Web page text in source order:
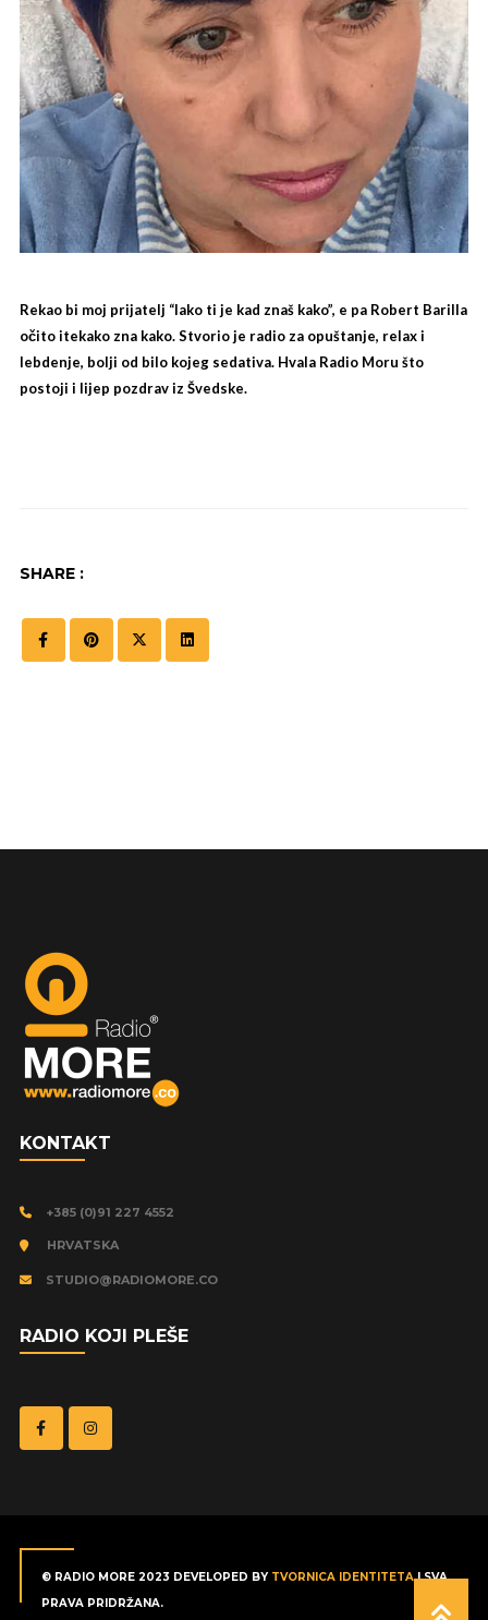
Rekao bi moj prijatelj “lako ti je kad znaš kako”, e pa Robert Barilla
očito itekako zna kako. Stvorio je radio za opuštanje, relax i
lebdenje, bolji od bilo kojeg sedativa. Hvala Radio Moru što
postoji i lijep pozdrav iz Švedske.
SHARE :
KONTAKT
+385 (0)91 227 4552
HRVATSKA
STUDIO@RADIOMORE.CO
RADIO KOJI PLEŠE
© RADIO MORE 2023 DEVELOPED BY TVORNICA IDENTITETA| SVA
PRAVA PRIDRŽANA.